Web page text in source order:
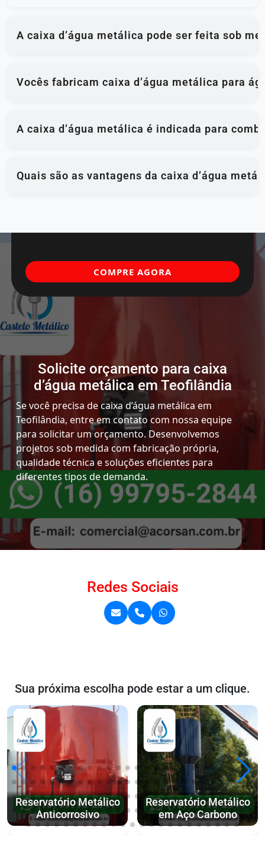
A caixa d’água metálica pode ser feita sob
Vocês fabricam caixa d’água metálica para
A caixa d’água metálica é indicada para
Quais são as vantagens da caixa d’água
Solicite orçamento para caixa
d’água metálica em Teofilândia
Se você precisa de caixa d’água metálica em
Teofilândia, entre em contato com nossa equipe
para solicitar um orçamento. Desenvolvemos
projetos sob medida com fabricação própria,
qualidade técnica e soluções eficientes para
diferentes tipos de demanda.
COMPRE AGORA
Redes Sociais
Sua próxima escolha pode estar a um clique.
Reservatório Metálico
Anticorrosivo
Reservatório Metálico
em Aço Carbono